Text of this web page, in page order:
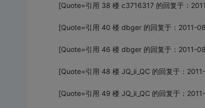
[Quote=引用 38 楼 c3716317 的回复于：
[Quote=引用 40 楼 dbger 的回复于：2011-
[Quote=引用 46 楼 dbger 的回复于：2011-
[Quote=引用 48 楼 JQ_ii_QC 的回复于：
[Quote=引用 49 楼 JQ_ii_QC 的回复于：